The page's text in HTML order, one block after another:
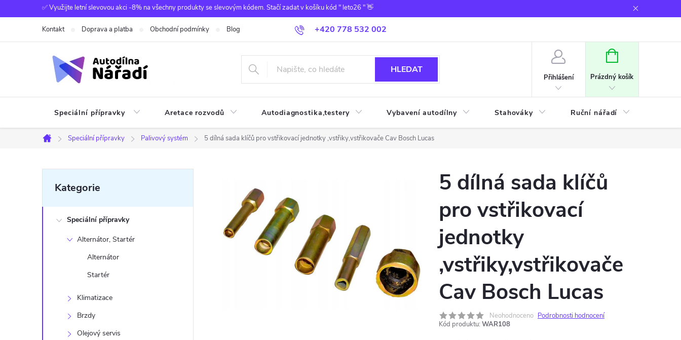
na
✅ Využijte letní slevovou akci -8% na všechny produkty se slevovým kódem. Stačí zadat v košíku kód " leto26 " 👋
+420 778 532 002
Kontakt Doprava a platba Obchodní podmínky Blog
HLEDAT
Přihlášení
NÁKUPNÍ
Prázdný košík
Speciální přípravky Aretace rozvodů Autodiagnostika,testery Vybavení autodílny Stahováky Ruční nářadí
Domů
Speciální přípravky Palivový systém 5 dílná sada klíčů pro vstřikovací jednotky ,vstřiky,vstřikovače Cav Bosch Lucas
o
kategorie
Kategorie
Speciální přípravky
Alternátor, Startér
Alternátor
Startér
Klimatizace
Brzdy
Olejový servis
5 dílná sada klíčů
pro vstřikovací
jednotky
,vstřiky,vstřikovače
Cav Bosch Lucas
Neohodnoceno Podrobnosti hodnocení
Kód produktu: WAR108